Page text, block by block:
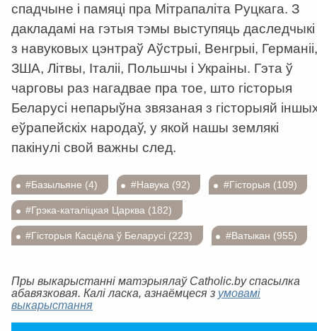
спадчыне і памяці пра Мітрапаліта Руцкага. З
дакладамі на гэтыя тэмы выступяць даследчыкі
з навуковых цэнтраў Аўстрыі, Венгрыі, Германіі,
ЗША, Літвы, Італіі, Польшчы і Украіны. Гэта ў
чарговы раз нагадвае пра тое, што гісторыя
Беларусі непарыўна звязаная з гісторыяй
еўрапейскіх народаў, у якой нашы землякі
пакінулі свой важны след.
#Базыльяне (4) #Навука (92) #Гісторыя (109)
#Грэка-каталіцкая Царква (182)
#Гісторыя Касцёла ў Беларусі (223) #Ватыкан (955)
Пры выкарыстанні матэрыялаў Catholic.by спасылка
абавязковая. Калі ласка, азнаёмцеся з умовамі
выкарыстання